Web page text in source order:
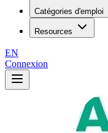
Catégories d'emploi
Resources
EN
Connexion